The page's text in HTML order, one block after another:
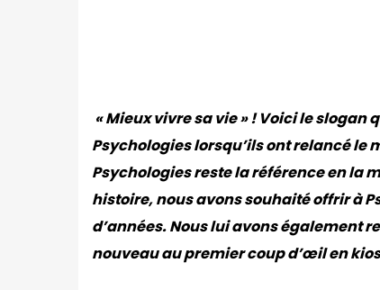
« Mieux vivre sa vie » ! Voici le
Psychologies lorsqu’ils ont relancé le
Psychologies reste la référence en la
histoire, nous avons souhaité offrir à
d’années. Nous lui avons également
nouveau au premier coup d’œil en